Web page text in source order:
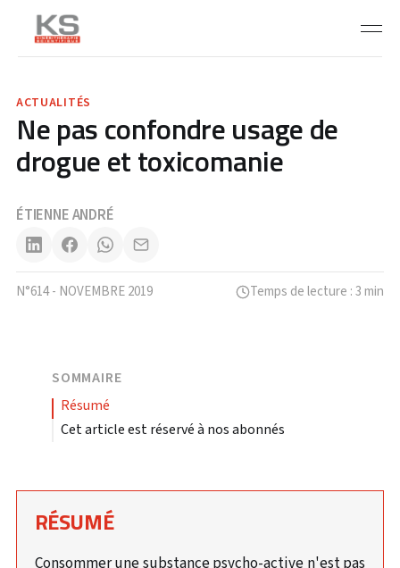
ACTUALITÉS
Ne pas confondre usage de
drogue et toxicomanie
ÉTIENNE ANDRÉ
N°614 - NOVEMBRE 2019 Temps de lecture : 3 min
SOMMAIRE
résumé
Cet article est réservé à nos abonnés
RÉSUMÉ
Consommer une substance psycho-active n'est pas